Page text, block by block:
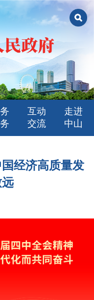
互动
交流
走进
中山
经济高质量发